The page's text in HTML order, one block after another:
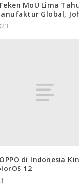
MoU Lima
Global,
di Indonesia
12